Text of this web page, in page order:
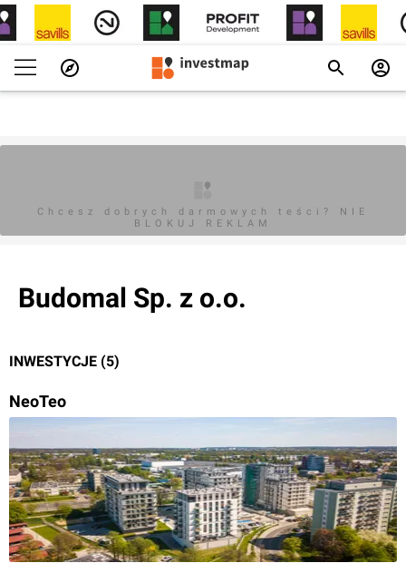
Chcesz dobrych darmowych teści? NIE
BLOKUJ REKLAM
Budomal Sp. z o.o.
INWESTYCJE (5)
NeoTeo